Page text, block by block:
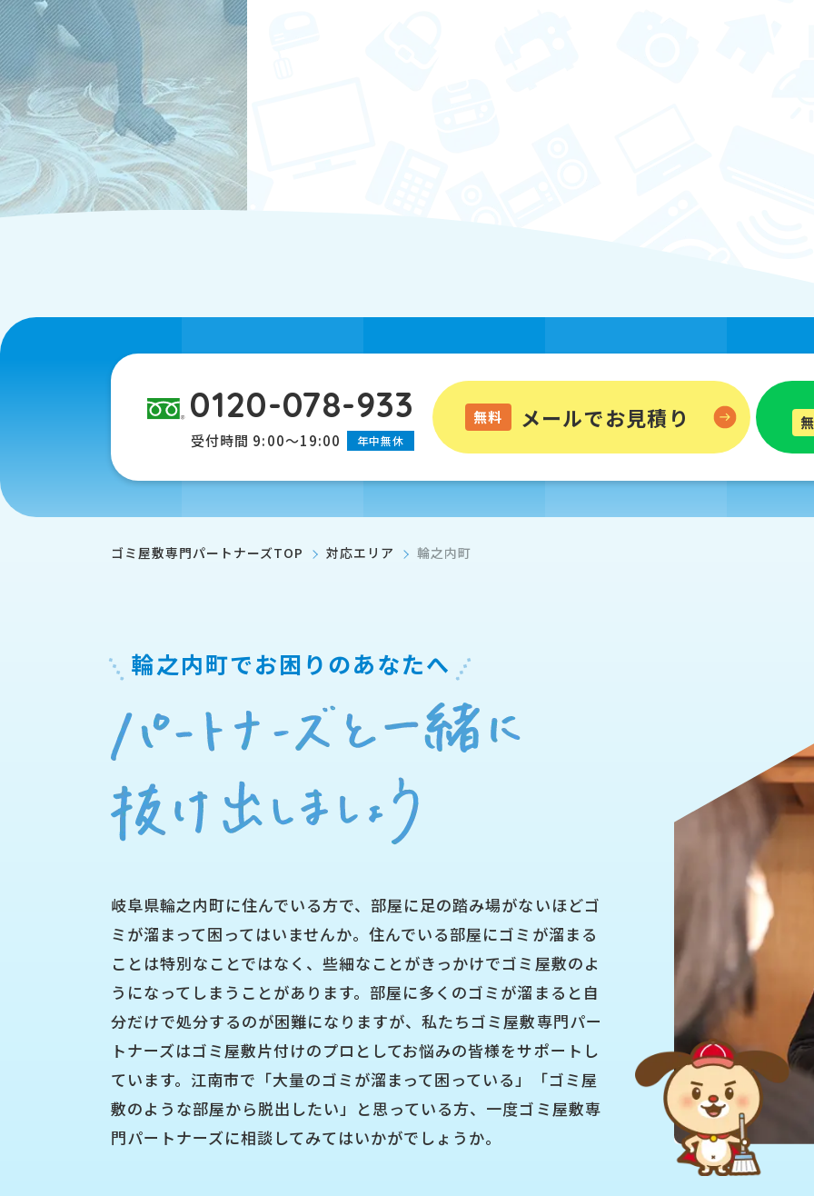
0120-078-933
受付時間 9:00～19:00 年中無休
無料 メールでお見積り
ゴミ屋敷専門パートナーズTOP 対応エリア 輪之内町
輪之内町でお困りのあなたへ
岐阜県輪之内町に住んでいる方で、部屋に足の踏み場がないほどゴ
ミが溜まって困ってはいませんか。住んでいる部屋にゴミが溜まる
ことは特別なことではなく、些細なことがきっかけでゴミ屋敷のよ
うになってしまうことがあります。部屋に多くのゴミが溜まると自
分だけで処分するのが困難になりますが、私たちゴミ屋敷専門パー
トナーズはゴミ屋敷片付けのプロとしてお悩みの皆様をサポートし
ています。江南市で「大量のゴミが溜まって困っている」「ゴミ屋
敷のような部屋から脱出したい」と思っている方、一度ゴミ屋敷専
門パートナーズに相談してみてはいかがでしょうか。